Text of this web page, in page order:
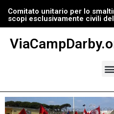
Vai
al
contenuto
Comitato unitario per lo
scopi esclusivamente civili